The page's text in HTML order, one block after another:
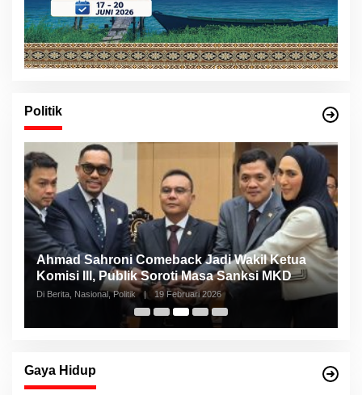
Politik
Ahmad Sahroni Comeback Jadi Wakil Ketua
Komisi III, Publik Soroti Masa Sanksi MKD
Di Berita, Nasional, Politik | 19 Februari 2026
Gaya Hidup